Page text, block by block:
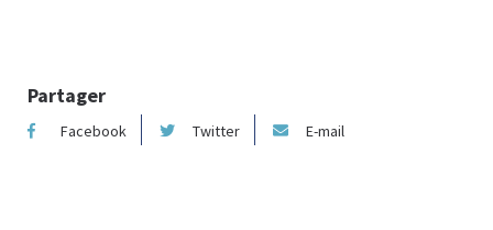
Partager
Facebook Twitter E-mail